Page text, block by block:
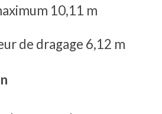
10,11 m
de dragage 6,12 m